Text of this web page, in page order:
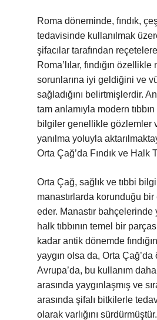
Roma döneminde, fındık,
tedavisinde kullanılmak
şifacılar tarafından
Roma’lılar, fındığın
sorunlarına iyi geldiğini ve
sağladığını belirtmişlerdir.
tam anlamıyla modern
bilgiler genellikle gözlemler
yanılma yoluyla
Orta Çağ’da Fındık ve Halk
Orta Çağ, sağlık ve tıbbi
manastırlarda korunduğu
eder. Manastır bahçelerinde
halk tıbbının temel bir
kadar antik dönemde
yaygın olsa da, Orta
Avrupa’da, bu kullanım
arasında yaygınlaşmış ve
arasında şifalı bitkilerle
olarak varlığını